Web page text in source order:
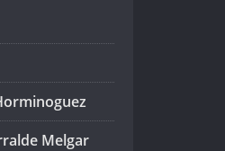
Melgar